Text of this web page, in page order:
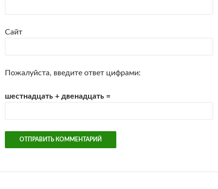
Сайт
Пожалуйста, введите ответ цифрами:
шестнадцать + двенадцать =